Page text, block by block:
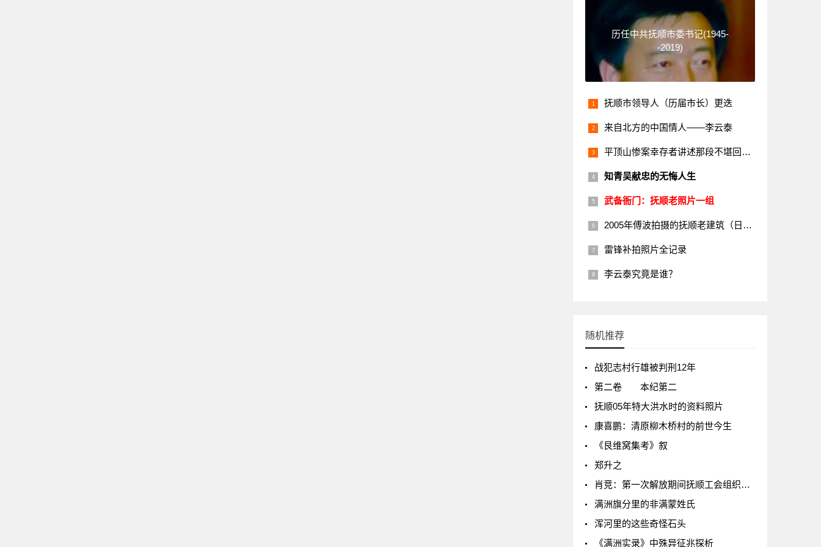
历任中共抚顺市委书记(1945-
-2019)
抚顺市领导人（历届市长）更迭
来自北方的中国情人——李云泰
平顶山惨案幸存者讲述那段不堪回首的历史
知青吴献忠的无悔人生
武备衙门：抚顺老照片一组
2005年傅波拍摄的抚顺老建筑（日本楼）
雷锋补拍照片全记录
李云泰究竟是谁？
随机推荐
战犯志村行雄被判刑12年
第二卷 本纪第二
抚顺05年特大洪水时的资料照片
康喜鹏：清原柳木桥村的前世今生
《艮维窝集考》叙
郑升之
肖竞：第一次解放期间抚顺工会组织的迅速建立
满洲旗分里的非满蒙姓氏
浑河里的这些奇怪石头
《满洲实录》中殊异征兆探析